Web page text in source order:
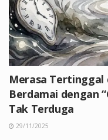
Merasa Tertinggal
Berdamai dengan
Tak Terduga
29/11/2025